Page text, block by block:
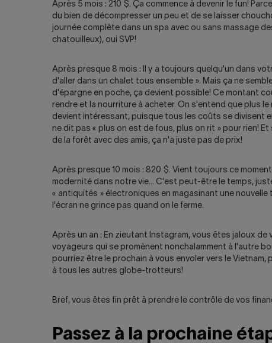
Après 5 mois : 210 $. Ça commence à devenir le fun!
du bien de décompresser un peu et de se laisser
journée complète dans un spa avec ou sans massage
chatouilleux), oui SVP!
Après presque 8 mois : Il y a toujours quelqu'un dans
d'aller dans un chalet tous ensemble ». Mais ça ne
d'épargne en poche, ça devient possible! Ce montant
rendre et la nourriture à acheter. On s'entend que plus
devient intéressant, puisque tous les coûts se divisent
ne dit pas « plus on est de fous, plus on rit » pour rien!
de la forêt avec des amis, ça n'a juste pas de prix!
Après presque 10 mois : 820 $. Vient toujours ce
modernité dans notre vie... C'est peut-être le temps,
« antiquités » électroniques en magasinant une
l'écran ne grince pas quand on le ferme.
Après un an : En zieutant Instagram, vous êtes jaloux
voyageurs qui se promènent nonchalamment à l'autre
pourriez être le prochain à vous envoler vers le Vietnam,
à tous les autres globe-trotteurs!
Bref, vous êtes fin prêt à prendre le contrôle de vos
Passez à la prochaine